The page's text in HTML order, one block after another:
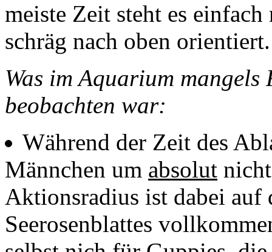
meiste Zeit steht es
schräg nach oben orientiert.
Was im Aquarium
beobachten war:
Während der Zeit des
Männchen um absolut
Aktionsradius ist dabei auf
Seerosenblattes